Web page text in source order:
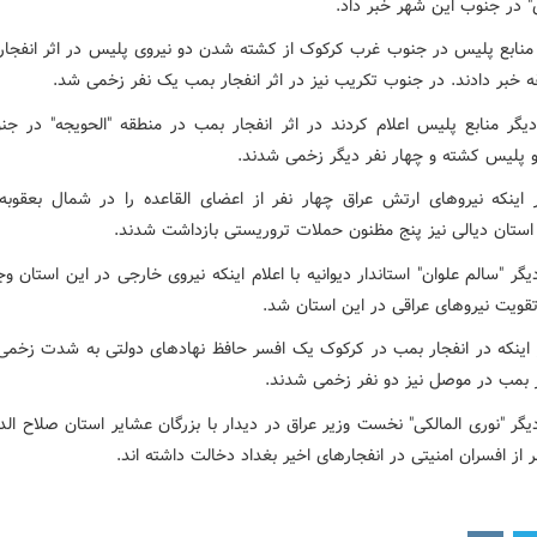
در جنوب این شهر خبر داد.
پلیس در جنوب غرب کرکوک از کشته شدن دو نیروی پلیس در اثر
خبر دادند. در جنوب تکریب نیز در اثر انفجار بمب یک نفر زخمی شد.
منابع پلیس اعلام کردند در اثر انفجار بمب در منطقه "الحویجه" در
پلیس کشته و چهار نفر دیگر زخمی شدند.
اینکه نیروهای ارتش عراق چهار نفر از اعضای القاعده را در شمال
استان دیالی نیز پنج مظنون حملات تروریستی بازداشت شدند.
"سالم علوان" استاندار دیوانیه با اعلام اینکه نیروی خارجی در این استان
نیروهای عراقی در این استان شد.
اینکه در انفجار بمب در کرکوک یک افسر حافظ نهادهای دولتی به شدت
بمب در موصل نیز دو نفر زخمی شدند.
"نوری المالکی" نخست وزیر عراق در دیدار با بزرگان عشایر استان صلاح
از افسران امنیتی در انفجارهای اخیر بغداد دخالت داشته اند.